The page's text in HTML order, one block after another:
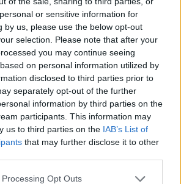
or sensitive information for
by us, please use the below opt-out
selection. Please note that after your
you may continue seeing
on personal information utilized by
disclosed to third parties prior to
separately opt-out of the further
information by third parties on the
participants. This information may
us to third parties on the IAB’s List of
that may further disclose it to other
website/app uses one or more Google
Opt Outs
quotidiana espone a rischi
da prevedere. Disporre di
alle proprie esigenze
ogni situazione con
proteggendo non solo il veicolo,
della propria vita quotidiana.